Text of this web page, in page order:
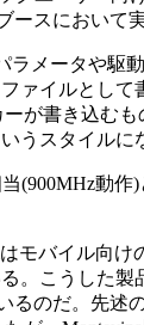
ースにおいて
メータや駆
ァイルとして
が書き込む
うスタイルに
(900MHz動作)
バイル向け
。こうした製
るのだ。先述